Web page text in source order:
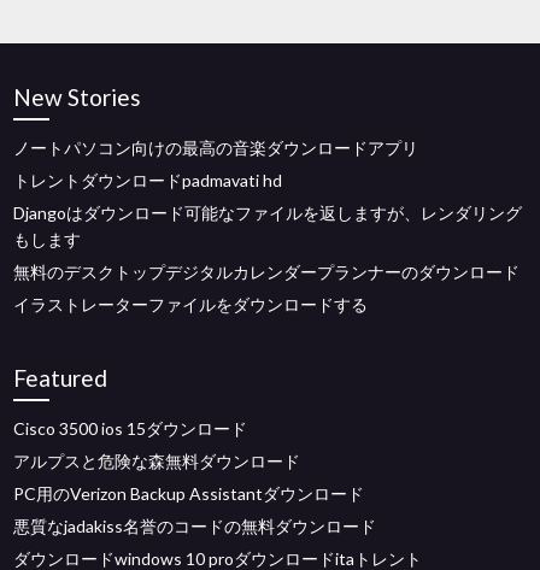
New Stories
ノートパソコン向けの最高の音楽ダウンロードアプリ
トレントダウンロードpadmavati hd
Djangoはダウンロード可能なファイルを返しますが、レンダリング
もします
無料のデスクトップデジタルカレンダープランナーのダウンロード
イラストレーターファイルをダウンロードする
Featured
Cisco 3500 ios 15ダウンロード
アルプスと危険な森無料ダウンロード
PC用のVerizon Backup Assistantダウンロード
悪質なjadakiss名誉のコードの無料ダウンロード
ダウンロードwindows 10 proダウンロードitaトレント